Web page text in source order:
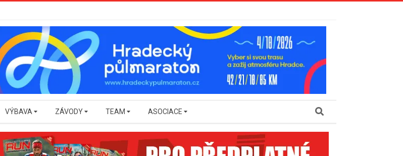
VÝBAVA ZÁVODY TEAM ASOCIACE Search